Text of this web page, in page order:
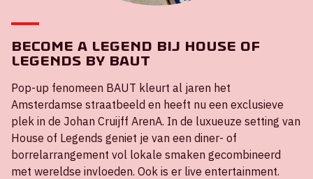
Become a legend bij House of
Legends by BAUT
Pop-up fenomeen BAUT kleurt al jaren het
Amsterdamse straatbeeld en heeft nu een exclusieve
plek in de Johan Cruijff ArenA. In de luxueuze setting van
House of Legends geniet je van een diner- of
borrelarrangement vol lokale smaken gecombineerd
met wereldse invloeden. Ook is er live entertainment.